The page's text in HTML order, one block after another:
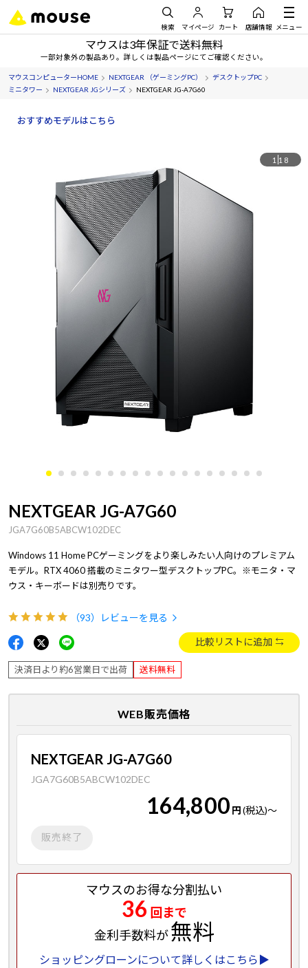
検索 マイページ カート 店舗情報 メニュー
マウスは3年保証で送料無料
一部対象外の製品あり。詳しくは製品ページにてご確認ください。
マウスコンピューターHOME NEXTGEAR （ゲーミングPC）
デスクトップPC
ミニタワー
NEXTGEAR JGシリーズ NEXTGEAR JG-A7G60
おすすめモデルはこちら
1 18
NEXTGEAR JG-A7G60
JGA7G60B5ABCW102DEC
Windows 11 Home PCゲーミングをより楽しみたい人向けのプレミアム
モデル。RTX 4060 搭載のミニタワー型デスクトップPC。※モニタ・マ
ウス・キーボードは別売りです。
（93） レビューを見る
比較リストに追加
決済日より約6営業日で出荷 送料無料
WEB販売価格
NEXTGEAR JG-A7G60
JGA7G60B5ABCW102DEC
164,800 円(税込)～
販売終了
マウスのお得な分割払い
36 回まで
金利手数料が無料
ショッピングローンについて詳しくはこちら▶